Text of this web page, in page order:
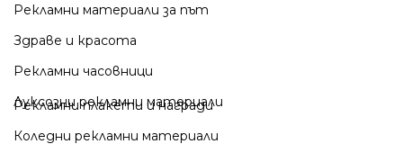
Рекламни материали за път
Здраве и красота
Рекламни часовници
Луксозни рекламни материали
Рекламни плакети и награди
Коледни рекламни материали